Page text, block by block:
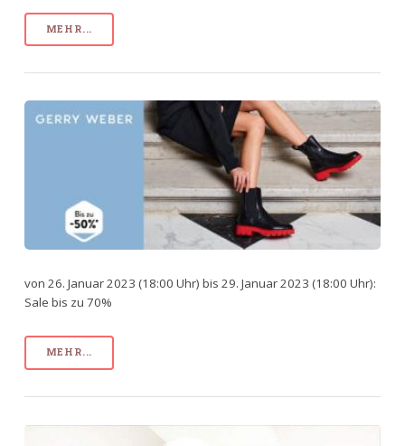
MEHR...
von 26. Januar 2023 (18:00 Uhr) bis 29. Januar 2023 (18:00 Uhr):
Sale bis zu 70%
MEHR...